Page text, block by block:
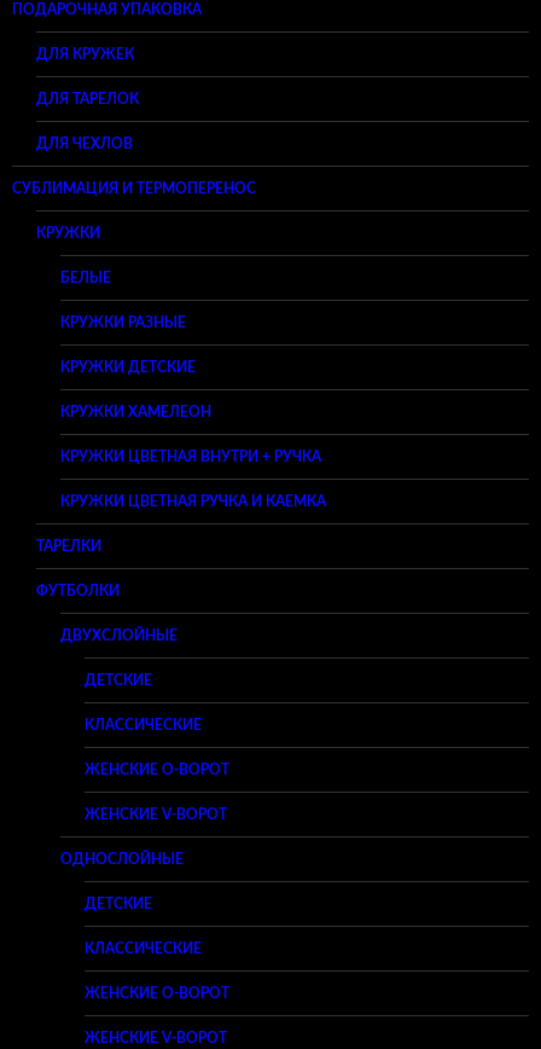
ПОДАРОЧНАЯ УПАКОВКА
ДЛЯ КРУЖЕК
ДЛЯ ТАРЕЛОК
ДЛЯ ЧЕХЛОВ
СУБЛИМАЦИЯ И ТЕРМОПЕРЕНОС
КРУЖКИ
БЕЛЫЕ
КРУЖКИ РАЗНЫЕ
КРУЖКИ ДЕТСКИЕ
КРУЖКИ ХАМЕЛЕОН
КРУЖКИ ЦВЕТНАЯ ВНУТРИ + РУЧКА
КРУЖКИ ЦВЕТНАЯ РУЧКА И КАЕМКА
ТАРЕЛКИ
ФУТБОЛКИ
ДВУХСЛОЙНЫЕ
ДЕТСКИЕ
КЛАССИЧЕСКИЕ
ЖЕНСКИЕ O-ВОРОТ
ЖЕНСКИЕ V-ВОРОТ
ОДНОСЛОЙНЫЕ
ДЕТСКИЕ
КЛАССИЧЕСКИЕ
ЖЕНСКИЕ O-ВОРОТ
ЖЕНСКИЕ V-ВОРОТ